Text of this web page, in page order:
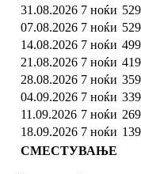
31.08.2026 7 ноќи 529
07.08.2026 7 ноќи 529
14.08.2026 7 ноќи 499
21.08.2026 7 ноќи 419
28.08.2026 7 ноќи 359
04.09.2026 7 ноќи 339
11.09.2026 7 ноќи 269
18.09.2026 7 ноќи 139
СМЕСТУВАЊЕ